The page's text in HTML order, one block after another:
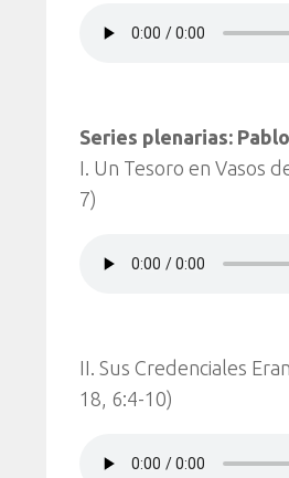
Series plenarias:
I. Un Tesoro en Vasos
7)
II. Sus Credenciales
18, 6:4-10)